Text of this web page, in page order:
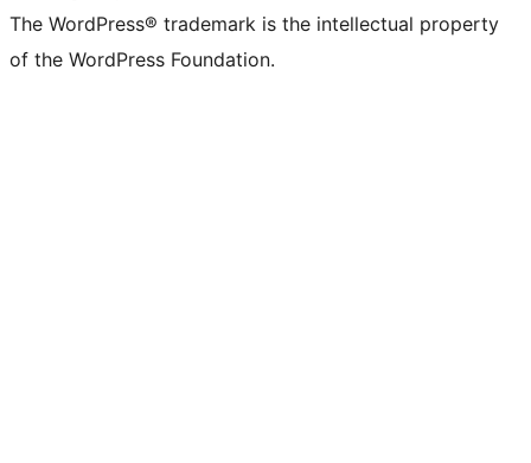
The WordPress® trademark is the intellectual property
of the WordPress Foundation.